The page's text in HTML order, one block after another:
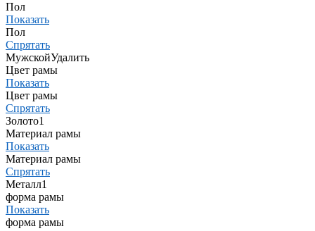
Пол
Показать
Пол
Спрятать
МужскойУдалить
Цвет рамы
Показать
Цвет рамы
Спрятать
Золото1
Материал рамы
Показать
Материал рамы
Спрятать
Металл1
форма рамы
Показать
форма рамы